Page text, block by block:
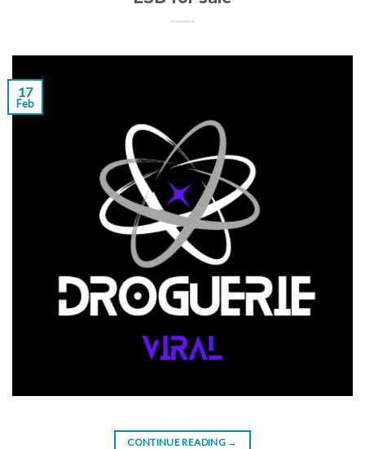
17
Feb
CONTINUE READING →